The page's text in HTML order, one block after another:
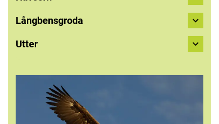
Långbensgroda
Utter